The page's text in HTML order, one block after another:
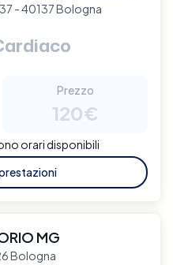
- 40137 Bologna
Prezzo
120€
orari disponibili
MG
Bologna